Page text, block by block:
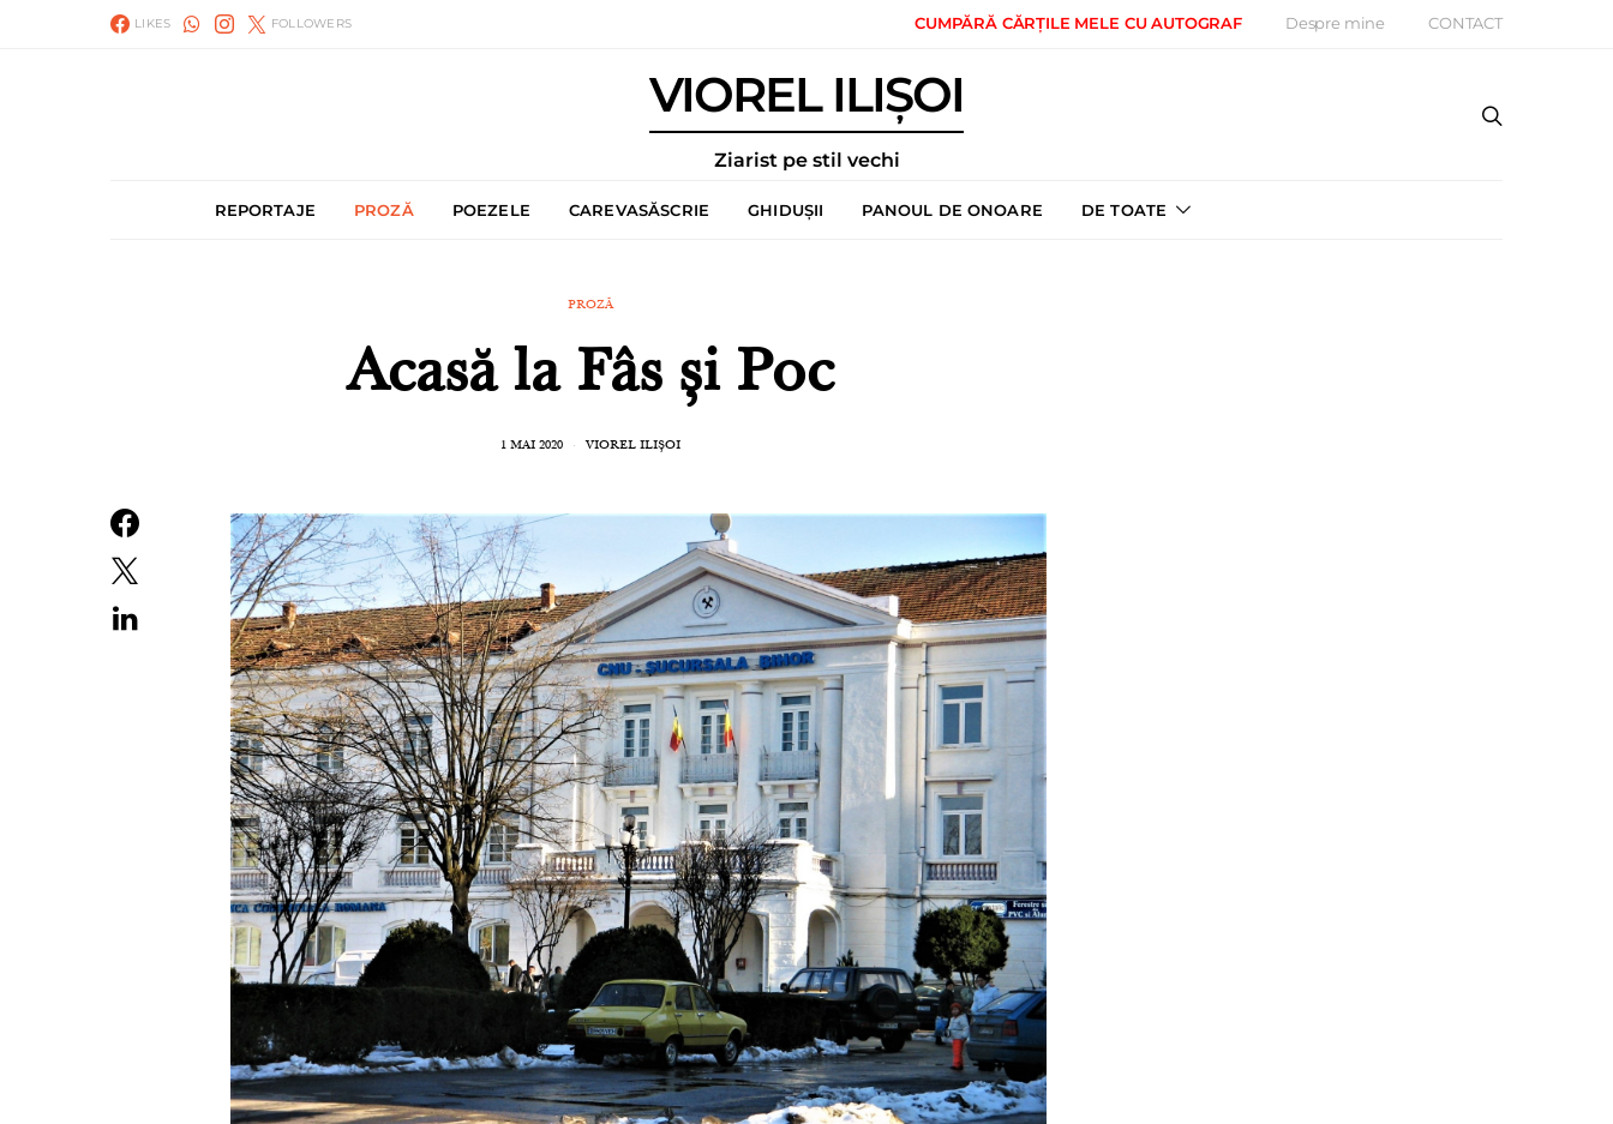
LIKES FOLLOWERS CUMPĂRĂ CĂRȚILE MELE CU AUTOGRAF Despre mine CONTACT
VIOREL ILIȘOI
Ziarist pe stil vechi
REPORTAJE PROZĂ POEZELE CAREVASĂSCRIE GHIDUȘII PANOUL DE ONOARE DE TOATE
PROZĂ
Acasă la Fâs și Poc
1 MAI 2020 VIOREL ILIȘOI